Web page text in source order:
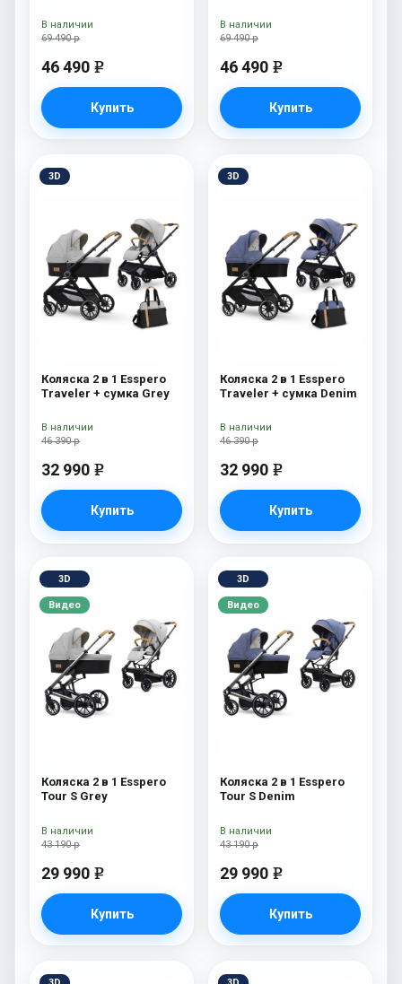
69 490 р
46 490 e
Купить
В наличии
69 490 р
46 490 e
Купить
В наличии
3D
Коляска 2 в 1 Esspero
Traveler + сумка Grey
46 390 р
32 990 e
Купить
В наличии
3D
Коляска 2 в 1 Esspero
Traveler + сумка Denim
46 390 р
32 990 e
Купить
В наличии
3D
Видео
Коляска 2 в 1 Esspero
Tour S Grey
43 190 р
29 990 e
Купить
В наличии
3D
Видео
Коляска 2 в 1 Esspero
Tour S Denim
43 190 р
29 990 e
Купить
В наличии